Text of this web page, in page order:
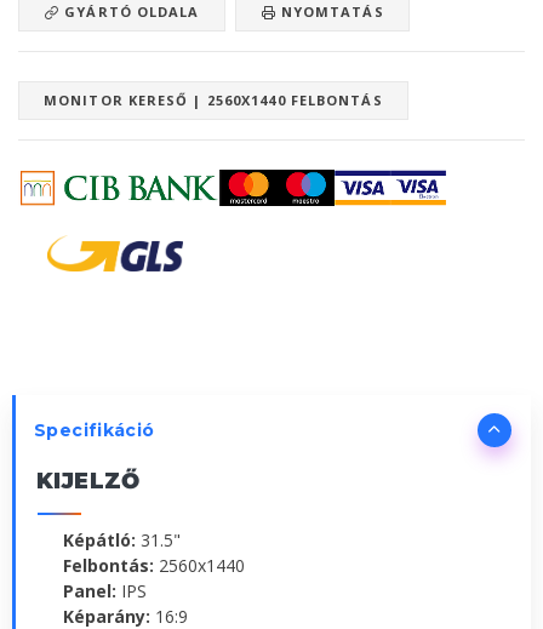
GYÁRTÓ OLDALA NYOMTATÁS
MONITOR KERESŐ | 2560X1440 FELBONTÁS
Specifikáció
KIJELZŐ
Képátló: 31.5"
Felbontás: 2560x1440
Panel: IPS
Képarány: 16:9